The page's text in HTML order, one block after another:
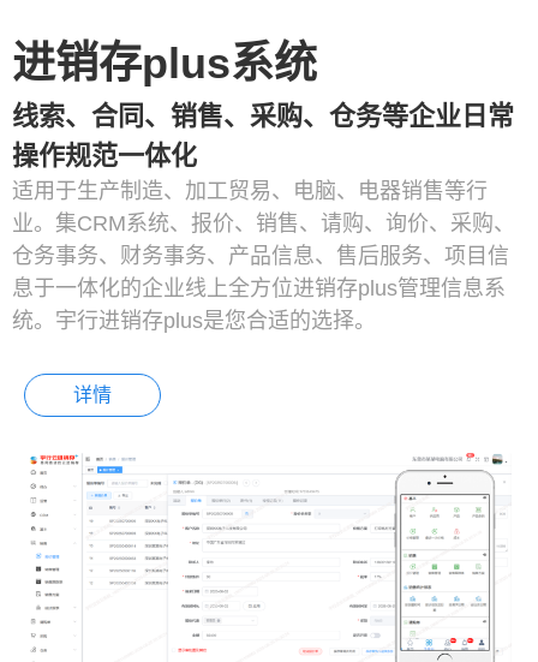
进销存plus系统
线索、合同、销售、采购、仓务等企业日常
操作规范一体化
适用于生产制造、加工贸易、电脑、电器销售等行
业。集CRM系统、报价、销售、请购、询价、采购、
仓务事务、财务事务、产品信息、售后服务、项目信
息于一体化的企业线上全方位进销存plus管理信息系
统。宇行进销存plus是您合适的选择。
详情